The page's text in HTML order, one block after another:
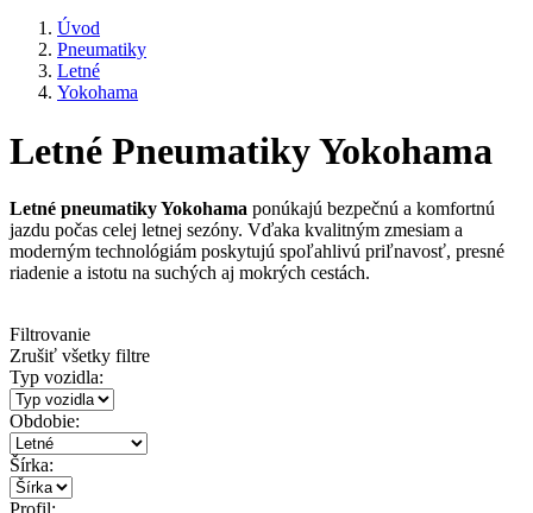
Úvod
Pneumatiky
Letné
Yokohama
Letné Pneumatiky Yokohama
Letné pneumatiky Yokohama ponúkajú bezpečnú a komfortnú
jazdu počas celej letnej sezóny. Vďaka kvalitným zmesiam a
moderným technológiám poskytujú spoľahlivú priľnavosť, presné
riadenie a istotu na suchých aj mokrých cestách.
Filtrovanie
Zrušiť všetky filtre
Typ vozidla:
Obdobie:
Šírka: